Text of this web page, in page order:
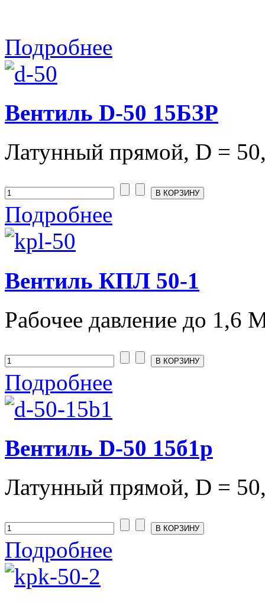
Подробнее
Вентиль D-50 15БЗР
Латунный прямой, D =
Подробнее
Вентиль КПЛ 50-1
Рабочее давление до 1,6
Подробнее
Вентиль D-50 15б1р
Латунный прямой, D =
Подробнее